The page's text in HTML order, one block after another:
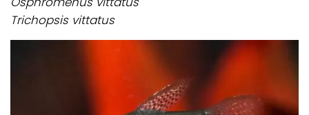
Trichopsis vittatus